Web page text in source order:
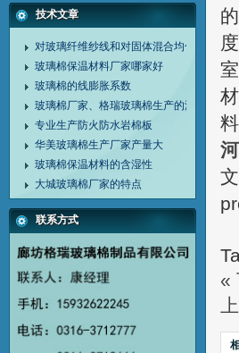
技术文章
对玻璃纤维纱线和对固体混合均化的介绍
玻璃棉保温材料厂家哪家好
玻璃棉的线膨胀系数
玻璃棉厂家、格瑞玻璃棉生产的没有污染
专业生产防火防水岩棉板
华美玻璃棉生产厂家产量大
玻璃棉保温材料的含湿性
大城玻璃棉厂家的特点
联系方式
«